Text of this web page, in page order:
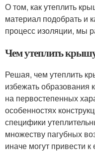
О том, как утеплить
материал подобрать и
процесс изоляции, мы
Чем утеплить
Решая, чем утеплить
избежать образования
на первостепенных
особенностях
специфики
множеству пагубных
иначе могут привести к